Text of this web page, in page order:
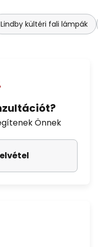
Lindby kültéri fali lámpák
Önnek